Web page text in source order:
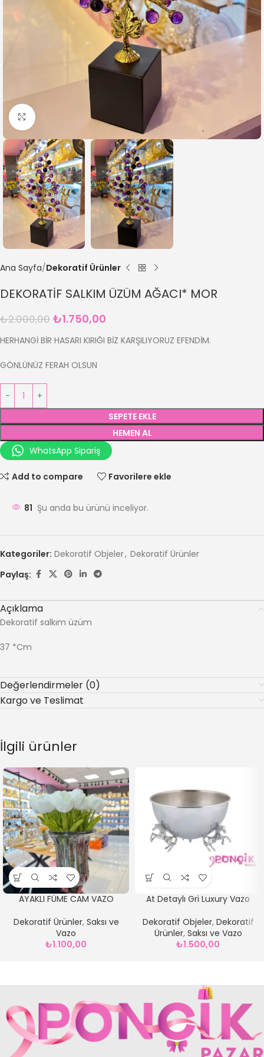
Büyütmek için tıklayın
Ana Sayfa Dekoratif Ürünler
DEKORATİF SALKIM ÜZÜM AĞACI* MOR
₺2.000,00 ₺1.750,00
HERHANGİ BİR HASARI KIRIĞI BİZ KARŞILIYORUZ EFENDİM.
GÖNLÜNÜZ FERAH OLSUN
SEPETE EKLE
HEMEN AL
WhatsApp Sipariş
Add to compare Favorilere ekle
81 Şu anda bu ürünü inceliyor.
Kategoriler: Dekoratif Objeler, Dekoratif Ürünler
Paylaş:
Açıklama
Dekoratif salkım üzüm
37 *Cm
Değerlendirmeler (0)
Kargo ve Teslimat
İlgili ürünler
AYAKLI FÜME CAM VAZO
Dekoratif Ürünler, Saksı ve
Vazo
₺1.100,00
At Detaylı Gri Luxury Vazo
Dekoratif Objeler, Dekoratif
Ürünler, Saksı ve Vazo
₺1.500,00